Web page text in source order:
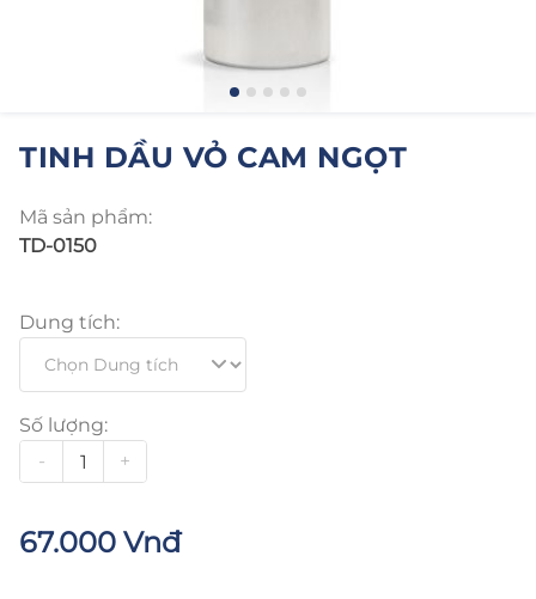
TINH DẦU VỎ CAM NGỌT
Mã sản phẩm:
TD-0150
Dung tích:
Số lượng:
-
+
67.000 Vnđ